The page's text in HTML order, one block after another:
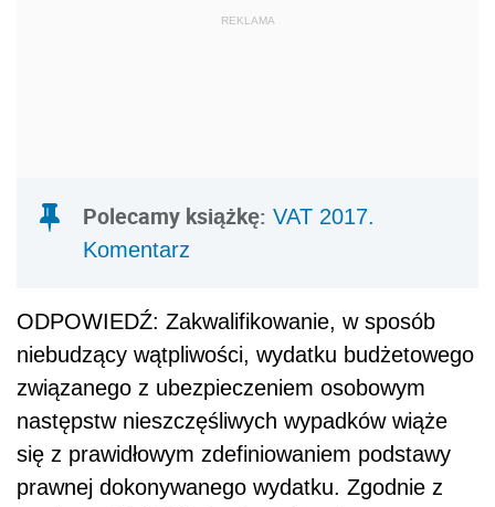
REKLAMA
Polecamy książkę: VAT 2017.
Komentarz
ODPOWIEDŹ: Zakwalifikowanie, w sposób
niebudzący wątpliwości, wydatku budżetowego
związanego z ubezpieczeniem osobowym
następstw nieszczęśliwych wypadków wiąże
się z prawidłowym zdefiniowaniem podstawy
prawnej dokonywanego wydatku. Zgodnie z